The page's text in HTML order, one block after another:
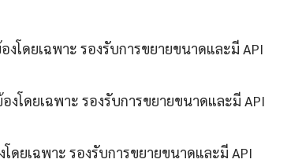
โดยเฉพาะ รองรับการขยายขนาดและมี API
โดยเฉพาะ รองรับการขยายขนาดและมี API
ดยเฉพาะ รองรับการขยายขนาดและมี API